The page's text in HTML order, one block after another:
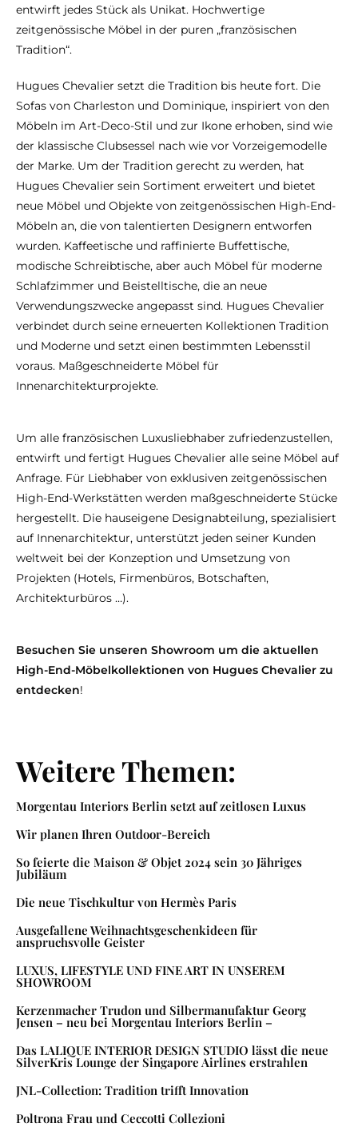
entwirft jedes Stück als Unikat. Hochwertige
zeitgenössische Möbel in der puren „französischen
Tradition“.
Hugues Chevalier setzt die Tradition bis heute fort. Die
Sofas von Charleston und Dominique, inspiriert von den
Möbeln im Art-Deco-Stil und zur Ikone erhoben, sind wie
der klassische Clubsessel nach wie vor Vorzeigemodelle
der Marke. Um der Tradition gerecht zu werden, hat
Hugues Chevalier sein Sortiment erweitert und bietet
neue Möbel und Objekte von zeitgenössischen High-End-
Möbeln an, die von talentierten Designern entworfen
wurden. Kaffeetische und raffinierte Buffettische,
modische Schreibtische, aber auch Möbel für moderne
Schlafzimmer und Beistelltische, die an neue
Verwendungszwecke angepasst sind. Hugues Chevalier
verbindet durch seine erneuerten Kollektionen Tradition
und Moderne und setzt einen bestimmten Lebensstil
voraus. Maßgeschneiderte Möbel für
Innenarchitekturprojekte.
Um alle französischen Luxusliebhaber zufriedenzustellen,
entwirft und fertigt Hugues Chevalier alle seine Möbel auf
Anfrage. Für Liebhaber von exklusiven zeitgenössischen
High-End-Werkstätten werden maßgeschneiderte Stücke
hergestellt. Die hauseigene Designabteilung, spezialisiert
auf Innenarchitektur, unterstützt jeden seiner Kunden
weltweit bei der Konzeption und Umsetzung von
Projekten (Hotels, Firmenbüros, Botschaften,
Architekturbüros …).
Besuchen Sie unseren Showroom um die aktuellen
High-End-Möbelkollektionen von Hugues Chevalier zu
entdecken!
Weitere Themen:
Morgentau Interiors Berlin setzt auf zeitlosen Luxus
Wir planen Ihren Outdoor-Bereich
So feierte die Maison & Objet 2024 sein 30 Jähriges
Jubiläum
Die neue Tischkultur von Hermès Paris
Ausgefallene Weihnachtsgeschenkideen für
anspruchsvolle Geister
LUXUS, LIFESTYLE UND FINE ART IN UNSEREM
SHOWROOM
Kerzenmacher Trudon und Silbermanufaktur Georg
Jensen – neu bei Morgentau Interiors Berlin –
Das LALIQUE INTERIOR DESIGN STUDIO lässt die neue
SilverKris Lounge der Singapore Airlines erstrahlen
JNL-Collection: Tradition trifft Innovation
Poltrona Frau und Ceccotti Collezioni